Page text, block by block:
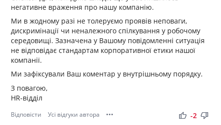
негативне враження про нашу компанію.
Ми в жодному разі не толеруємо проявів неповаги,
дискримінації чи неналежного спілкування у робочому
середовищі. Зазначена у Вашому повідомленні ситуація
не відповідає стандартам корпоративної етики нашої
компанії.
Ми зафіксували Ваш коментар у внутрішньому порядку.
З повагою,
HR-відділ
Відповісти Усі відгуки автора ••• thumb_up thumb_down
-2